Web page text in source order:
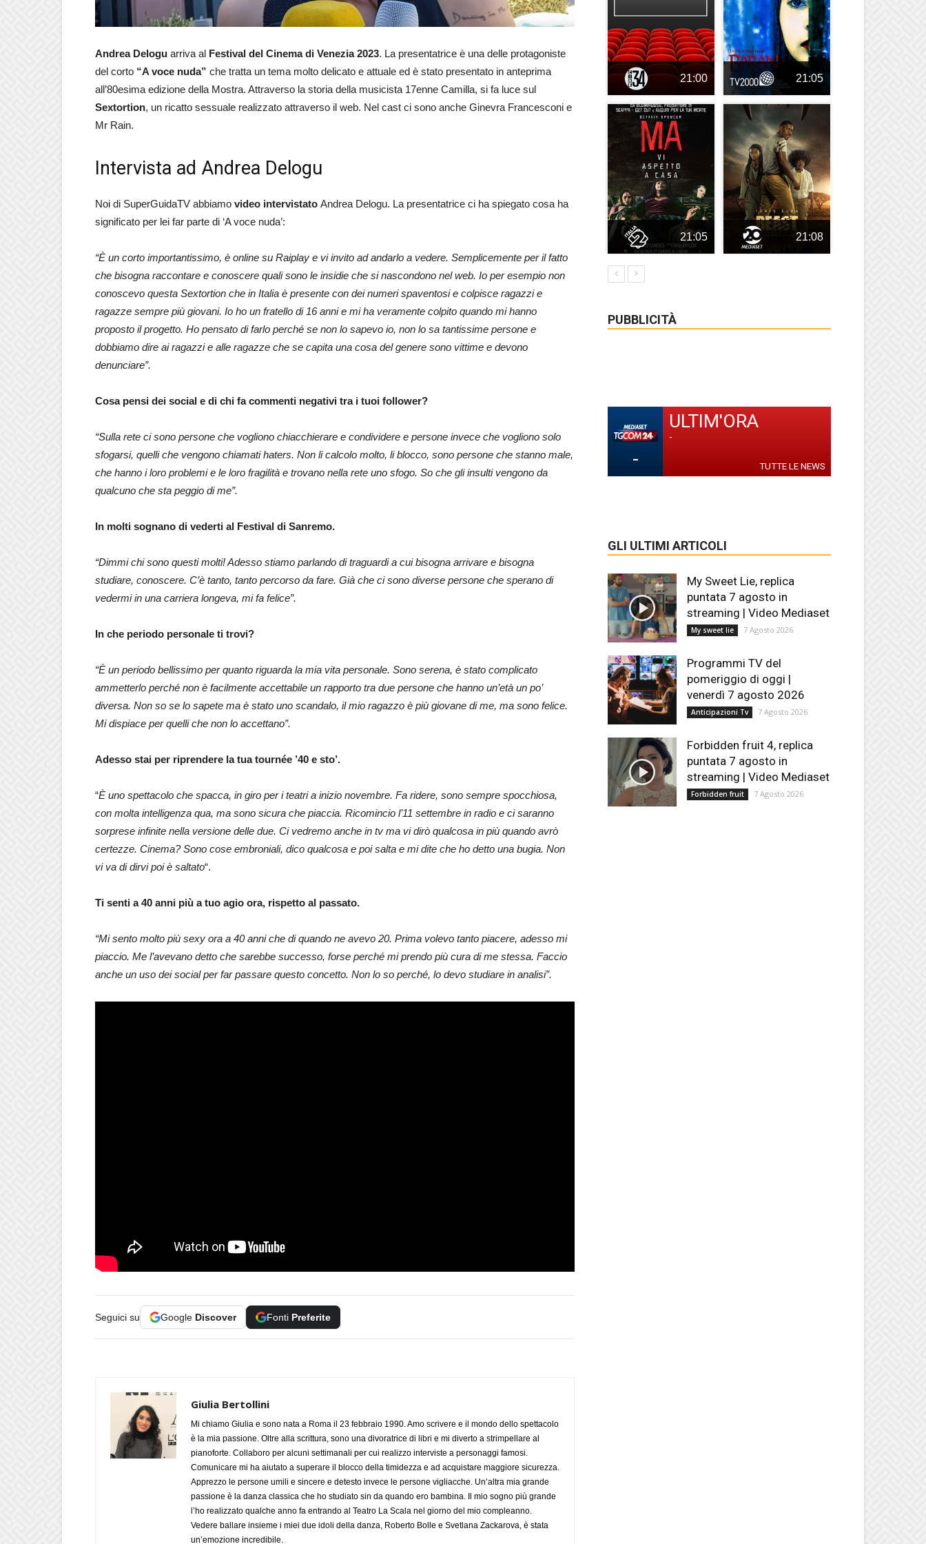
Andrea Delogu arriva al Festival del Cinema di Venezia 2023. La presentatrice è una delle protagoniste
del corto “A voce nuda” che tratta un tema molto delicato e attuale ed è stato presentato in anteprima
all’80esima edizione della Mostra. Attraverso la storia della musicista 17enne Camilla, si fa luce sul
Sextortion, un ricatto sessuale realizzato attraverso il web. Nel cast ci sono anche Ginevra Francesconi e
Mr Rain.
Intervista ad Andrea Delogu
Noi di SuperGuidaTV abbiamo video intervistato Andrea Delogu. La presentatrice ci ha spiegato cosa ha
significato per lei far parte di ‘A voce nuda’:
“È un corto importantissimo, è online su Raiplay e vi invito ad andarlo a vedere. Semplicemente per il fatto
che bisogna raccontare e conoscere quali sono le insidie che si nascondono nel web. Io per esempio non
conoscevo questa Sextortion che in Italia è presente con dei numeri spaventosi e colpisce ragazzi e
ragazze sempre più giovani. Io ho un fratello di 16 anni e mi ha veramente colpito quando mi hanno
proposto il progetto. Ho pensato di farlo perché se non lo sapevo io, non lo sa tantissime persone e
dobbiamo dire ai ragazzi e alle ragazze che se capita una cosa del genere sono vittime e devono
denunciare”.
Cosa pensi dei social e di chi fa commenti negativi tra i tuoi follower?
“Sulla rete ci sono persone che vogliono chiacchierare e condividere e persone invece che vogliono solo
sfogarsi, quelli che vengono chiamati haters. Non li calcolo molto, li blocco, sono persone che stanno male,
che hanno i loro problemi e le loro fragilità e trovano nella rete uno sfogo. So che gli insulti vengono da
qualcuno che sta peggio di me”.
In molti sognano di vederti al Festival di Sanremo.
“Dimmi chi sono questi molti! Adesso stiamo parlando di traguardi a cui bisogna arrivare e bisogna
studiare, conoscere. C’è tanto, tanto percorso da fare. Già che ci sono diverse persone che sperano di
vedermi in una carriera longeva, mi fa felice”.
In che periodo personale ti trovi?
“È un periodo bellissimo per quanto riguarda la mia vita personale. Sono serena, è stato complicato
ammetterlo perché non è facilmente accettabile un rapporto tra due persone che hanno un’età un po’
diversa. Non so se lo sapete ma è stato uno scandalo, il mio ragazzo è più giovane di me, ma sono felice.
Mi dispiace per quelli che non lo accettano”.
Adesso stai per riprendere la tua tournée ’40 e sto’.
“È uno spettacolo che spacca, in giro per i teatri a inizio novembre. Fa ridere, sono sempre spocchiosa,
con molta intelligenza qua, ma sono sicura che piaccia. Ricomincio l’11 settembre in radio e ci saranno
sorprese infinite nella versione delle due. Ci vedremo anche in tv ma vi dirò qualcosa in più quando avrò
certezze. Cinema? Sono cose embroniali, dico qualcosa e poi salta e mi dite che ho detto una bugia. Non
vi va di dirvi poi è saltato“.
Ti senti a 40 anni più a tuo agio ora, rispetto al passato.
“Mi sento molto più sexy ora a 40 anni che di quando ne avevo 20. Prima volevo tanto piacere, adesso mi
piaccio. Me l’avevano detto che sarebbe successo, forse perché mi prendo più cura di me stessa. Faccio
anche un uso dei social per far passare questo concetto. Non lo so perché, lo devo studiare in analisi”.
Seguici su Google Discover Fonti Preferite
Giulia Bertollini
Mi chiamo Giulia e sono nata a Roma il 23 febbraio 1990. Amo scrivere e il mondo dello spettacolo
è la mia passione. Oltre alla scrittura, sono una divoratrice di libri e mi diverto a strimpellare al
pianoforte. Collaboro per alcuni settimanali per cui realizzo interviste a personaggi famosi.
Comunicare mi ha aiutato a superare il blocco della timidezza e ad acquistare maggiore sicurezza.
Apprezzo le persone umili e sincere e detesto invece le persone vigliacche. Un’altra mia grande
passione è la danza classica che ho studiato sin da quando ero bambina. Il mio sogno più grande
l’ho realizzato qualche anno fa entrando al Teatro La Scala nel giorno del mio compleanno.
Vedere ballare insieme i miei due idoli della danza, Roberto Bolle e Svetlana Zackarova, è stata
un’emozione incredibile.
21:00 21:05
21:05 21:08
PUBBLICITÀ
-
ULTIM'ORA
-
TUTTE LE NEWS
GLI ULTIMI ARTICOLI
My Sweet Lie, replica
puntata 7 agosto in
streaming | Video Mediaset
My sweet lie 7 Agosto 2026
Programmi TV del
pomeriggio di oggi |
venerdì 7 agosto 2026
Anticipazioni Tv 7 Agosto 2026
Forbidden fruit 4, replica
puntata 7 agosto in
streaming | Video Mediaset
Forbidden fruit 7 Agosto 2026